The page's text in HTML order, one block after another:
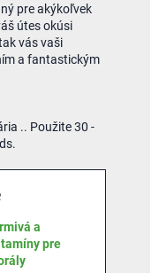
pre akýkoľvek
útes okúsi
vás vaši
a fantastickým
.. Použite 30 -
a
pre